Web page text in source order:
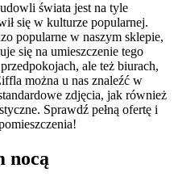
świata jest na tyle
się w kulturze popularnej.
popularne w naszym sklepie,
się na umieszczenie tego
ale też biurach,
można u nas znaleźć w
zdjęcia, jak również
Sprawdź pełną ofertę i
nocą